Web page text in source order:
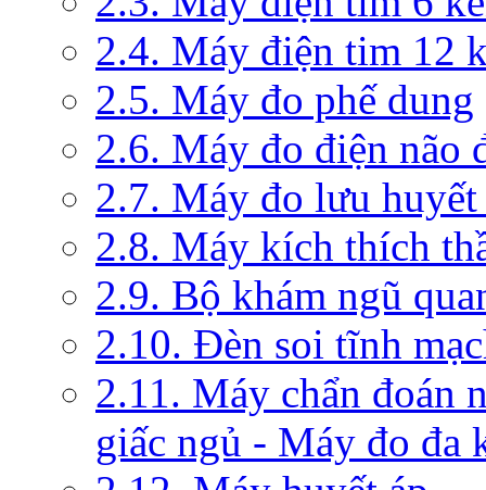
2.4. Máy điện tim 12
2.5. Máy đo phế dung
2.6. Máy đo điện não
2.7. Máy đo lưu
2.8. Máy kích thích
2.9. Bộ khám ngũ
2.10. Đèn soi tĩnh
2.11. Máy chẩn đoán
giấc ngủ - Máy đo đa